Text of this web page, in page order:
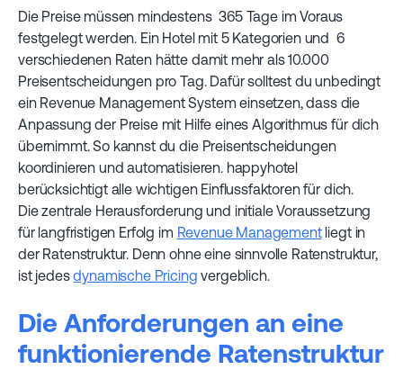
Die Preise müssen mindestens 365 Tage im Voraus
festgelegt werden. Ein Hotel mit 5 Kategorien und 6
verschiedenen Raten hätte damit mehr als 10.000
Preisentscheidungen pro Tag. Dafür solltest du unbedingt
ein Revenue Management System einsetzen, dass die
Anpassung der Preise mit Hilfe eines Algorithmus für dich
übernimmt. So kannst du die Preisentscheidungen
koordinieren und automatisieren. happyhotel
berücksichtigt alle wichtigen Einflussfaktoren für dich.
Die zentrale Herausforderung und initiale Voraussetzung
für langfristigen Erfolg im Revenue Managementliegt in
der Ratenstruktur. Denn ohne eine sinnvolle Ratenstruktur,
ist jedesdynamische Pricing vergeblich.
Die Anforderungen an eine
funktionierende Ratenstruktur